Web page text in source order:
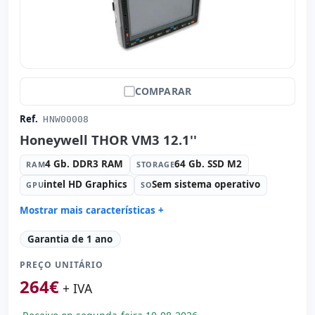
COMPARAR
Ref. HNW00008
Honeywell THOR VM3 12.1''
RAM4 Gb. DDR3 RAM STORAGE64 Gb. SSD M2
GPUintel HD Graphics SOSem sistema operativo
Mostrar mais características +
Connectivity: Ethernet
Connectivity: RJ-45 · WIFI · Bluetooth · 4G
Processador: Intel Atom E3826 Dual Core 1.5 GHz.
Som: HD Audio
Garantia de 1 ano
PREÇO UNITÁRIO
264€ + IVA